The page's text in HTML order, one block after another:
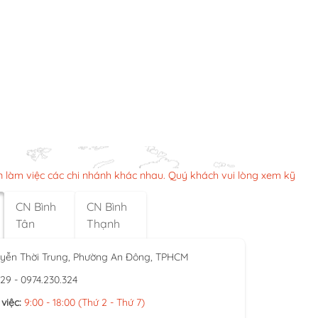
làm việc các chi nhánh khác nhau. Quý khách vui lòng xem kỹ
CN Bình
Tân
CN Bình
Thạnh
Thời Trung, Phường An Đông, TPHCM
- 0974.230.324
9:00 - 18:00 (Thứ 2 - Thứ 7)